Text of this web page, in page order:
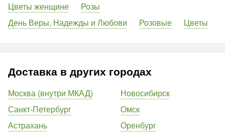
Цветы женщине
Розы
День Веры, Надежды и Любови
Розовые Цветы
Доставка в других городах
Москва (внутри МКАД)
Санкт-Петербург
Астрахань
Новосибирск
Омск
Оренбург